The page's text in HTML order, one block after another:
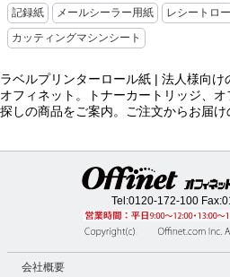
記録紙 メールシーラー用紙 レシートロ
カッティングマシンシート
ラベルプリンターロール紙 | 法人様向け
オフィネット。トナーカートリッジ、
探しの商品をご案内。ご注文からお届け
Tel:0120-172-100
会社概要